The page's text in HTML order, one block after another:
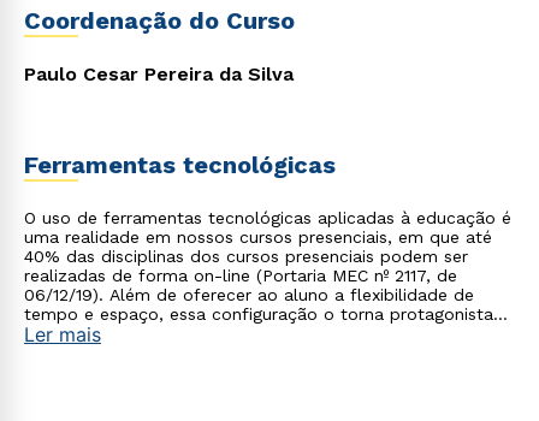
Coordenação do Curso
Paulo Cesar Pereira da Silva
Ferramentas tecnológicas
O uso de ferramentas tecnológicas aplicadas à educação é
uma realidade em nossos cursos presenciais, em que até
40% das disciplinas dos cursos presenciais podem ser
realizadas de forma on-line (Portaria MEC nº 2117, de
06/12/19). Além de oferecer ao aluno a flexibilidade de
tempo e espaço, essa configuração o torna protagonista
no processo de construção do seu conhecimento.
Ler mais
autorizo que meus dados sejam utilizados para o
envio de conteúdos da Cruzeiro do Sul.